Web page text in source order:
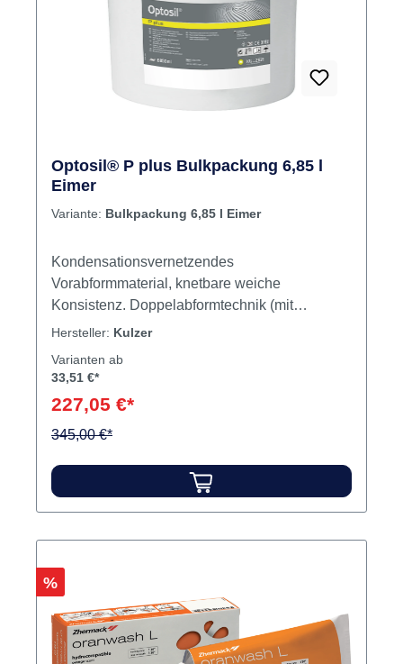
Optosil® P plus Bulkpackung 6,85 l
Eimer
Variante: Bulkpackung 6,85 l Eimer
Kondensationsvernetzendes
Vorabformmaterial, knetbare weiche
Konsistenz. Doppelabformtechnik (mit
Hersteller: Kulzer
Varianten ab
33,51 €*
227,05 €*
345,00 €*
Rabatt
%